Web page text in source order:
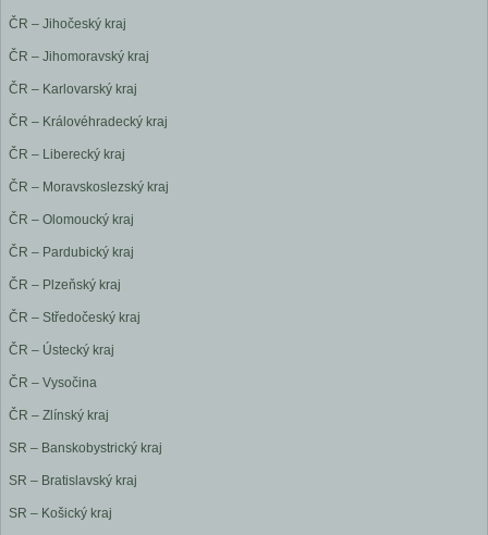
ČR – Jihočeský kraj
ČR – Jihomoravský kraj
ČR – Karlovarský kraj
ČR – Královéhradecký kraj
ČR – Liberecký kraj
ČR – Moravskoslezský kraj
ČR – Olomoucký kraj
ČR – Pardubický kraj
ČR – Plzeňský kraj
ČR – Středočeský kraj
ČR – Ústecký kraj
ČR – Vysočina
ČR – Zlínský kraj
SR – Banskobystrický kraj
SR – Bratislavský kraj
SR – Košický kraj